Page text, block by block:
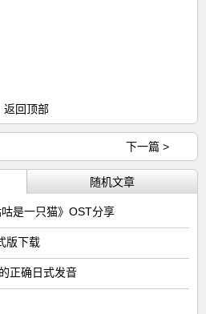
返回顶部
下一篇 >
随机文章
是一只猫》OST分享
版下载
正确日式发音